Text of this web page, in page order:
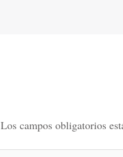
Los campos obligatorios